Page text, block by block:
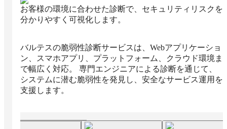
お客様の環境に合わせた診断で、セキュリティリスクを
分かりやすく可視化します。
バルテスの脆弱性診断サービスは、Webアプリケーショ
ン、スマホアプリ、プラットフォーム、クラウド環境ま
で幅広く対応。 専門エンジニアによる診断を通じて、
システムに潜む脆弱性を発見し、安全なサービス運用を
支援します。